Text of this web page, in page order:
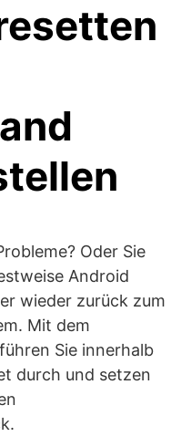
Oder Sie
Android
wieder zurück zum
Mit dem
Sie innerhalb
durch und setzen